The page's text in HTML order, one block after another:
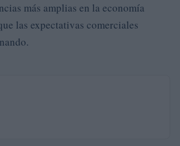
más amplias en la economía
las expectativas comerciales